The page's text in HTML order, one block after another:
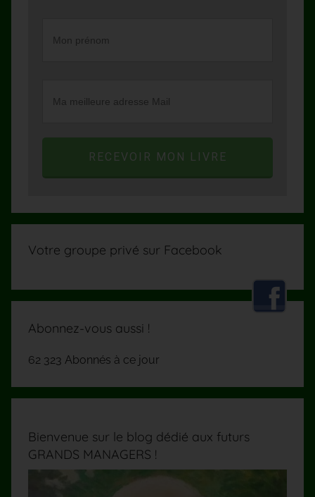
RECEVOIR MON LIVRE
Votre groupe privé sur Facebook
Abonnez-vous aussi !
62 323 Abonnés à ce jour
Bienvenue sur le blog dédié aux futurs
GRANDS MANAGERS !